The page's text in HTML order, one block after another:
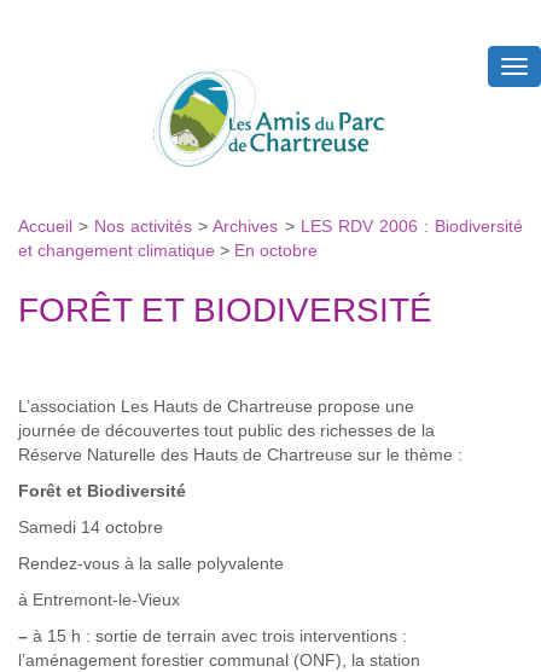
Accueil> Nos activités >Archives > LES RDV 2006 : Biodiversité
et changement climatique > En octobre
FORÊT ET BIODIVERSITÉ
L’association Les Hauts de Chartreuse propose une
journée de découvertes tout public des richesses de la
Réserve Naturelle des Hauts de Chartreuse sur le thème :
Forêt et Biodiversité
Samedi 14 octobre
Rendez-vous à la salle polyvalente
à Entremont-le-Vieux
– à 15 h : sortie de terrain avec trois interventions :
l’aménagement forestier communal (ONF), la station